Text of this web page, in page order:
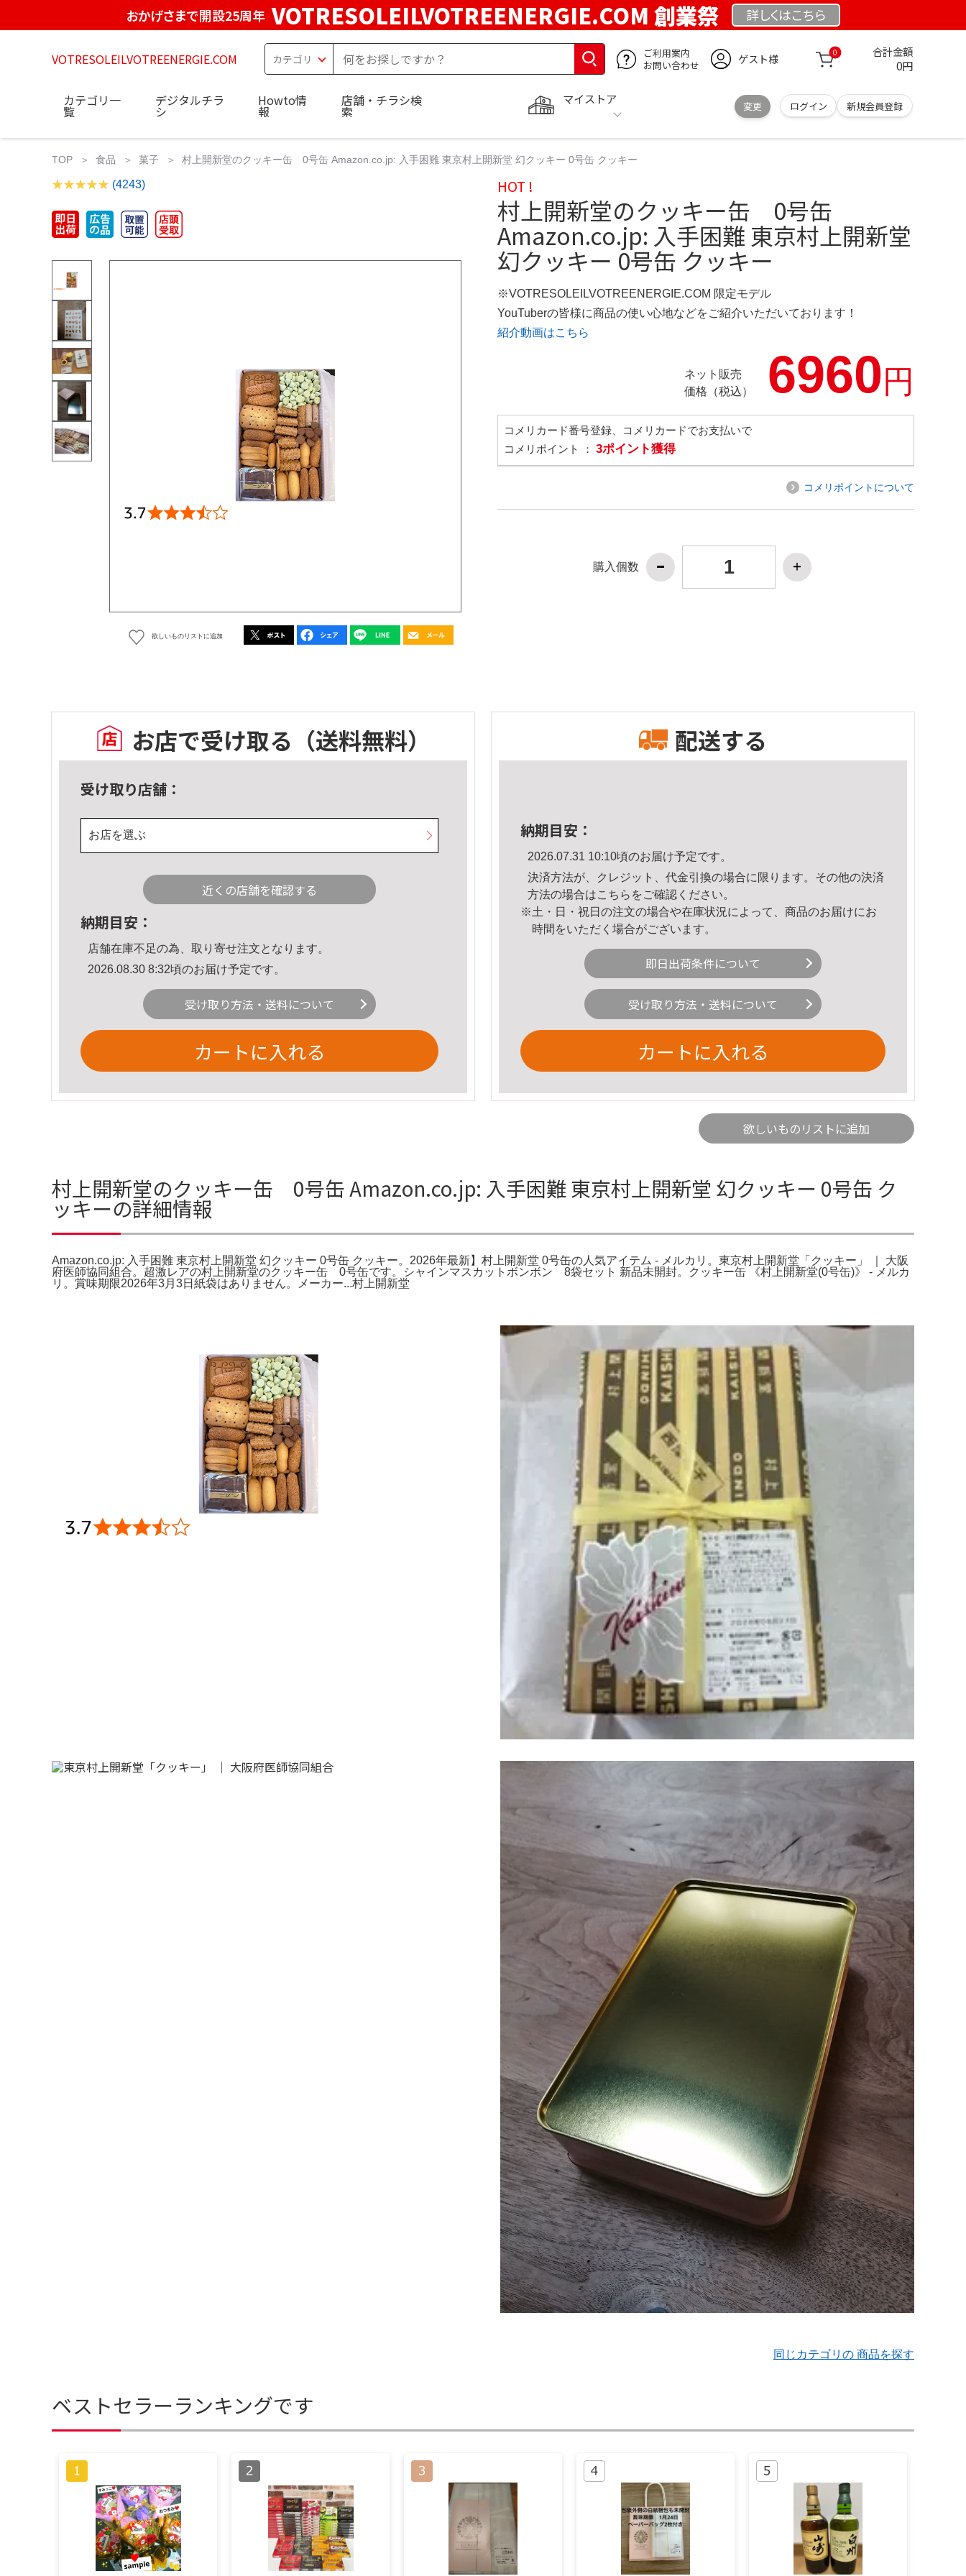
おかげさまで開設25周年 VOTRESOLEILVOTREENERGIE.COM 創業祭 詳しくはこちら
VOTRESOLEILVOTREENERGIE.COM
ご利用案内
お問い合わせ
ゲスト様 0 合計金額
0円
マイストア
変更 ログイン 新規会員登録
カテゴリ一
覧
デジタルチラ
シ
Howto情
報
店舗・チラシ検
索
TOP 食品 菓子 村上開新堂のクッキー缶 0号缶 Amazon.co.jp: 入手困難 東京村上開新堂 幻クッキー 0号缶 クッキー
(4243)
欲しいものリストに追加
HOT !
村上開新堂のクッキー缶 0号缶
Amazon.co.jp: 入手困難 東京村上開新堂
幻クッキー 0号缶 クッキー
※VOTRESOLEILVOTREENERGIE.COM 限定モデル
YouTuberの皆様に商品の使い心地などをご紹介いただいております！
紹介動画はこちら
ネット販売
価格（税込）
6960円
コメリカード番号登録、コメリカードでお支払いで
コメリポイント ： 3ポイント獲得
コメリポイントについて
購入個数
お店で受け取る （送料無料）
受け取り店舗：
お店を選ぶ
近くの店舗を確認する
納期目安：
店舗在庫不足の為、取り寄せ注文となります。
2026.08.30 8:32頃のお届け予定です。
受け取り方法・送料について
カートに入れる
配送する
納期目安：
2026.07.31 10:10頃のお届け予定です。
決済方法が、クレジット、代金引換の場合に限ります。その他の決済
方法の場合はこちら をご確認ください。
※土・日・祝日の注文の場合や在庫状況によって、商品のお届けにお
時間をいただく場合がございます。
即日出荷条件について
受け取り方法・送料について
カートに入れる
欲しいものリストに追加
村上開新堂のクッキー缶 0号缶 Amazon.co.jp: 入手困難 東京村上開新堂 幻クッキー 0号缶 ク
ッキーの詳細情報
Amazon.co.jp: 入手困難 東京村上開新堂 幻クッキー 0号缶 クッキー。2026年最新】村上開新堂 0号缶の人気アイテム - メルカリ。東京村上開新堂「クッキー」 ｜ 大阪
府医師協同組合。超激レアの村上開新堂のクッキー缶 0号缶です。シャインマスカットボンボン 8袋セット 新品未開封。クッキー缶 《村上開新堂(0号缶)》 - メルカ
リ。賞味期限2026年3月3日紙袋はありません。メーカー...村上開新堂
同じカテゴリの 商品を探す
ベストセラーランキングです